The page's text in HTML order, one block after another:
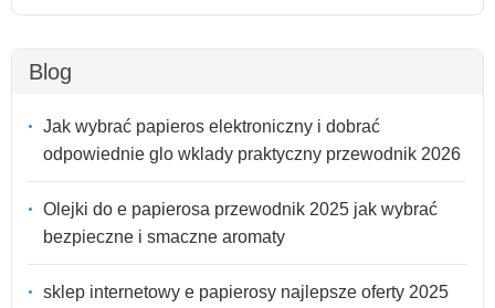
Blog
Jak wybrać papieros elektroniczny i dobrać
odpowiednie glo wklady praktyczny przewodnik 2026
Olejki do e papierosa przewodnik 2025 jak wybrać
bezpieczne i smaczne aromaty
sklep internetowy e papierosy najlepsze oferty 2025